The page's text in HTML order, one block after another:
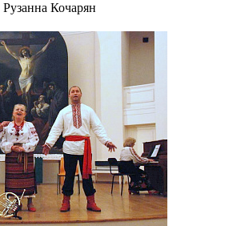
Кочарян